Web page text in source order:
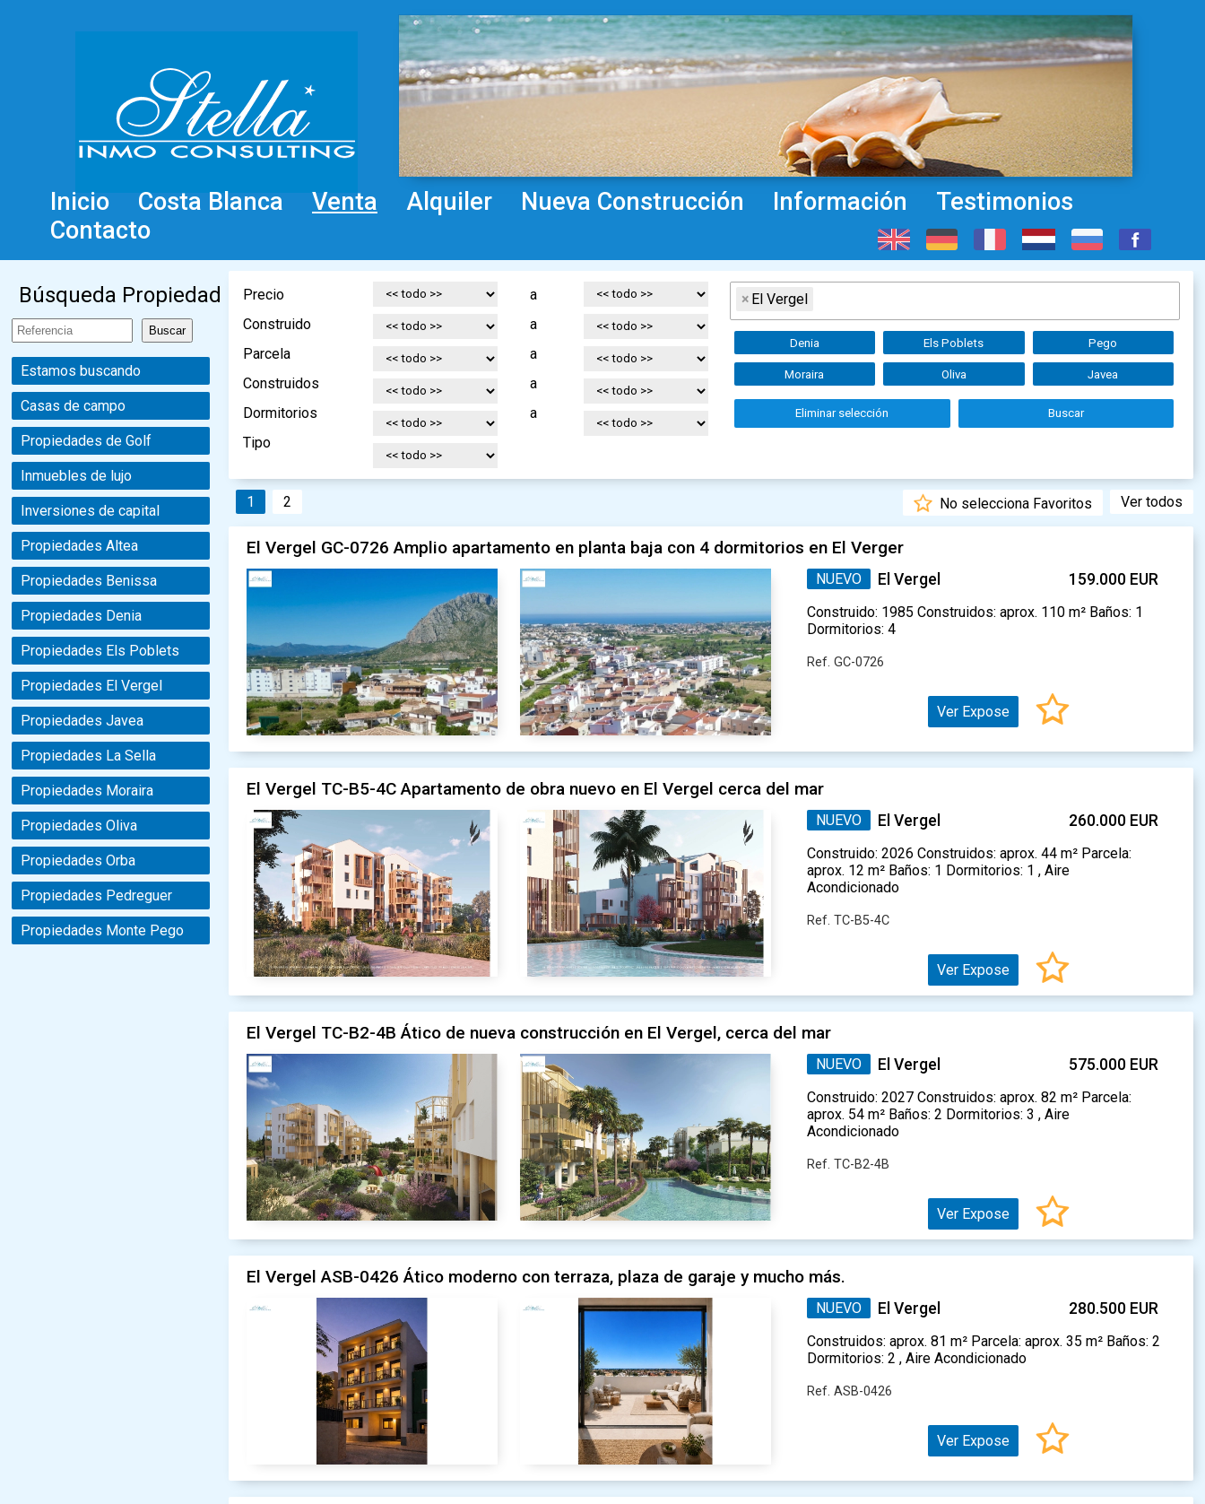
Inicio Costa Blanca Venta Alquiler Nueva Construcción Información
Testimonios
Contacto
Búsqueda Propiedad
Estamos buscando
Casas de campo
Propiedades de Golf
Inmuebles de lujo
Inversiones de capital
Propiedades Altea
Propiedades Benissa
Propiedades Denia
Propiedades Els Poblets
Propiedades El Vergel
Propiedades Javea
Propiedades La Sella
Propiedades Moraira
Propiedades Oliva
Propiedades Orba
Propiedades Pedreguer
Propiedades Monte Pego
Precio
Construido
Parcela
Construidos
Dormitorios
Tipo
a
a
a
a
a
× El Vergel
Denia Els Poblets Pego
Moraira Oliva Javea
Eliminar selección Buscar
1 2 Ver todos
No selecciona Favoritos
El Vergel GC-0726 Amplio apartamento en planta baja con 4 dormitorios en El Verger
NUEVO El Vergel 159.000 EUR
Construido: 1985 Construidos: aprox. 110 m² Baños: 1
Dormitorios: 4
Ref. GC-0726
Ver Expose
El Vergel TC-B5-4C Apartamento de obra nuevo en El Vergel cerca del mar
NUEVO El Vergel 260.000 EUR
Construido: 2026 Construidos: aprox. 44 m² Parcela:
aprox. 12 m² Baños: 1 Dormitorios: 1 , Aire
Acondicionado
Ref. TC-B5-4C
Ver Expose
El Vergel TC-B2-4B Ático de nueva construcción en El Vergel, cerca del mar
NUEVO El Vergel 575.000 EUR
Construido: 2027 Construidos: aprox. 82 m² Parcela:
aprox. 54 m² Baños: 2 Dormitorios: 3 , Aire
Acondicionado
Ref. TC-B2-4B
Ver Expose
El Vergel ASB-0426 Ático moderno con terraza, plaza de garaje y mucho más.
NUEVO El Vergel 280.500 EUR
Construidos: aprox. 81 m² Parcela: aprox. 35 m² Baños: 2
Dormitorios: 2 , Aire Acondicionado
Ref. ASB-0426
Ver Expose